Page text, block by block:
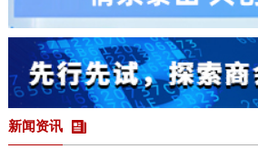
新闻资讯